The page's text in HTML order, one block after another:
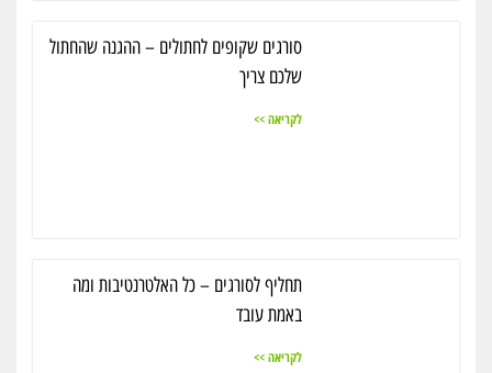
סורגים שקופים לחתולים – ההגנה שהחתול
שלכם צריך
לקריאה >>
תחליף לסורגים – כל האלטרנטיבות ומה
באמת עובד
לקריאה >>